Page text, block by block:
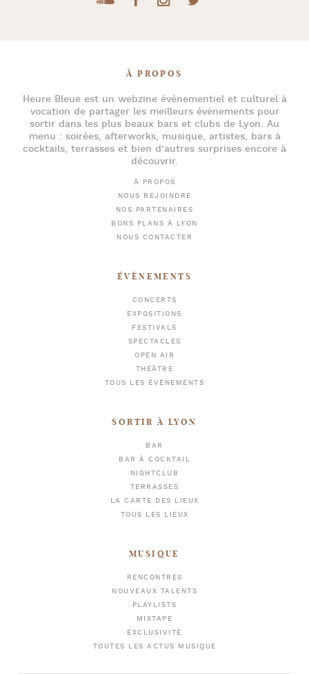
À PROPOS
Heure Bleueest un webzine événementiel et culturel à
vocation de partager les meilleurs événements pour
sortir dans les plus beaux bars et clubs de Lyon. Au
menu : soirées, afterworks, musique, artistes, bars à
cocktails, terrasses et bien d’autres surprises encore à
découvrir.
À PROPOS
NOUS REJOINDRE
NOS PARTENAIRES
BONS PLANS À LYON
NOUS CONTACTER
ÉVÈNEMENTS
CONCERTS
EXPOSITIONS
FESTIVALS
SPECTACLES
OPEN AIR
THÉÂTRE
TOUS LES ÉVÈNEMENTS
SORTIR À LYON
BAR
BAR À COCKTAIL
NIGHTCLUB
TERRASSES
LA CARTE DES LIEUX
TOUS LES LIEUX
MUSIQUE
RENCONTRES
NOUVEAUX TALENTS
PLAYLISTS
MIXTAPE
EXCLUSIVITÉ
TOUTES LES ACTUS MUSIQUE